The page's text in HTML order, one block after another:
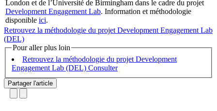
London et de l’Université de Birmingham dans le cadre du projet
Development Engagement Lab. Information et méthodologie
disponible ici.
Retrouvez la méthodologie du projet Development Engagement Lab
(DEL)
Pour aller plus loin
Retrouvez la méthodologie du projet Development
Engagement Lab (DEL)
Partager l'article